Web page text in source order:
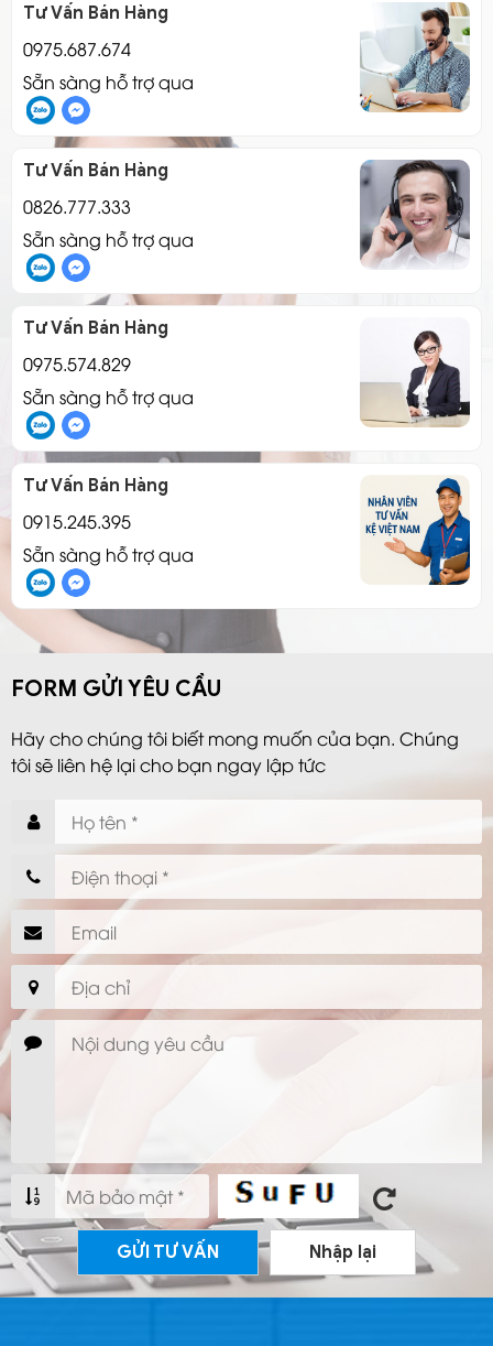
Tư Vấn Bán Hàng
0975.687.674
Sẵn sàng hỗ trợ qua
Tư Vấn Bán Hàng
0826.777.333
Sẵn sàng hỗ trợ qua
Tư Vấn Bán Hàng
0975.574.829
Sẵn sàng hỗ trợ qua
Tư Vấn Bán Hàng
0915.245.395
Sẵn sàng hỗ trợ qua
FORM GỬI YÊU CẦU
Hãy cho chúng tôi biết mong muốn của bạn. Chúng
tôi sẽ liên hệ lại cho bạn ngay lập tức
GỬI TƯ VẤN Nhập lại